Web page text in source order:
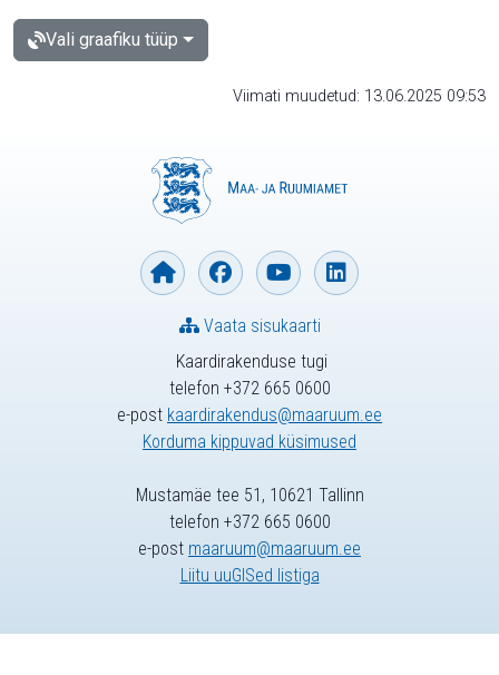
Vali graafiku tüüp
Viimati muudetud: 13.06.2025 09:53
Kaardirakenduse tugi
telefon +372 665 0600
e-post kaardirakendus@maaruum.ee
Korduma kippuvad küsimused
Vaata sisukaarti
Mustamäe tee 51, 10621 Tallinn
telefon +372 665 0600
e-post maaruum@maaruum.ee
Liitu uuGISed listiga